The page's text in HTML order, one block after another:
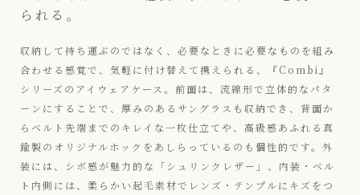
られる。
収納して持ち運ぶのではなく、必要なときに必要なものを組み
合わせる感覚で、気軽に付け替えて携えられる、『Combi』
シリーズのアイウェアケース。前面は、流線形で立体的なパタ
ーンにすることで、厚みのあるサングラスも収納でき、背面か
らベルト先端までのキレイな一枚仕立てや、高級感あふれる真
鍮製のオリジナルホックをあしらっているのも個性的です。外
装には、シボ感が魅力的な「シュリンクレザー」、内装・ベル
ト内側には、柔らかい起毛素材でレンズ・テンプルにキズをつ